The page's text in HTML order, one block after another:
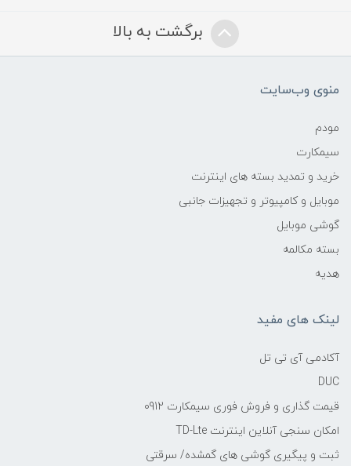
برگشت به بالا
منوی وب‌سایت
مودم
سیمکارت
خرید و تمدید بسته های اینترنت
موبایل و کامپیوتر و تجهیزات جانبی
گوشی موبایل
بسته مکالمه
هدیه
لینک های مفید
آکادمی آی تی تل
DUC
قیمت گذاری و فروش فوری سیمکارت 0912
امکان سنجی آنلاین اینترنت TD-Lte
ثبت و پیگیری گوشی های گمشده/ سرقتی